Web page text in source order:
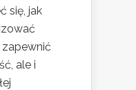
się, jak
ale i